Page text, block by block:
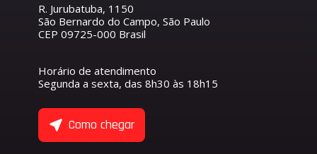
R. Jurubatuba, 1150
São Bernardo do Campo, São Paulo
CEP 09725-000 Brasil
Horário de atendimento
Segunda a sexta, das 8h30 às 18h15
Como chegar